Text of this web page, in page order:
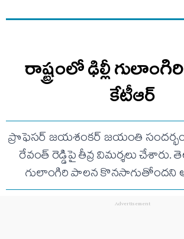
రాష్ట్రంలో ఢిల్లీ
కేటీఆర్
ప్రొఫెసర్ జయశంకర్ జయంతి
రేవంత్ రెడ్డిపై తీవ్ర విమర్శలు చేశారు.
గులాంగిరి పాలన కొనసాగుతోందని